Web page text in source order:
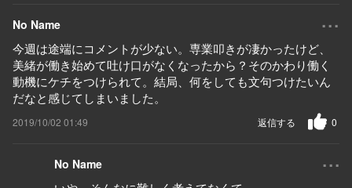
No Name ...
今週は途端にコメントが少ない。専業叩きが凄かったけど、
美緒が働き始めて吐け口がなくなったから？そのかわり働く
動機にケチをつけられて。結局、何をしても文句つけたいん
だなと感じてしまいました。
2019/10/02 01:49 0
返信する
No Name ...